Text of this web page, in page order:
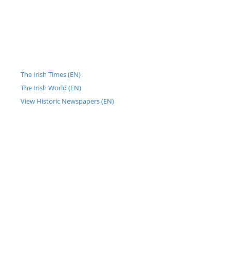
The Irish Times (EN)
The Irish World (EN)
View Historic Newspapers (EN)